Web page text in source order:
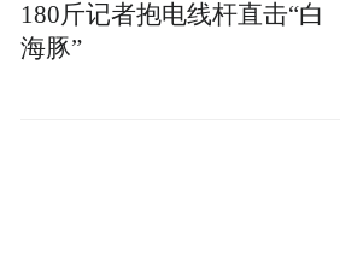
180斤记者抱电线杆直击“白
海豚”